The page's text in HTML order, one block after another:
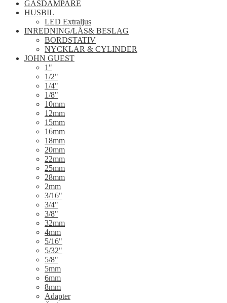
GASDÄMPARE
HUSBIL
LED Extraljus
INREDNING/LÅS& BESLAG
BORDSTATIV
NYCKLAR & CYLINDER
JOHN GUEST
1"
1/2"
1/4"
1/8"
10mm
12mm
15mm
16mm
18mm
20mm
22mm
25mm
28mm
2mm
3/16"
3/4"
3/8"
32mm
4mm
5/16"
5/32"
5/8"
5mm
6mm
8mm
Adapter